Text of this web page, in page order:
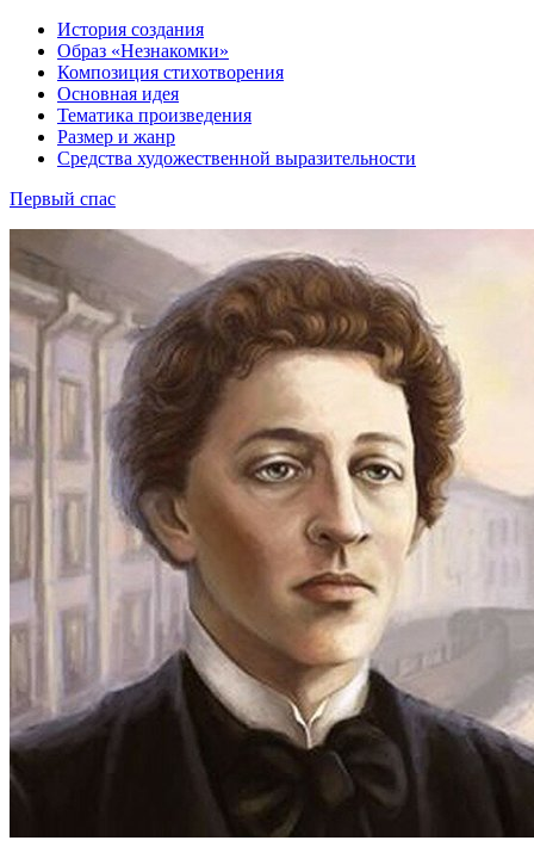
История создания
Образ «Незнакомки»
Композиция стихотворения
Основная идея
Тематика произведения
Размер и жанр
Средства художественной выразительности
Первый спас